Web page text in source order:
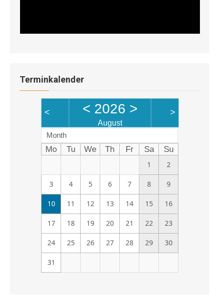
Terminkalender
< < 2026 >
August
>
Month
Mo Tu We Th Fr Sa
Su
1
2
3 4 5 6 7 8 9
10 11 12 13 14 15 16
17 18 19 20 21 22 23
24 25 26 27 28 29 30
31